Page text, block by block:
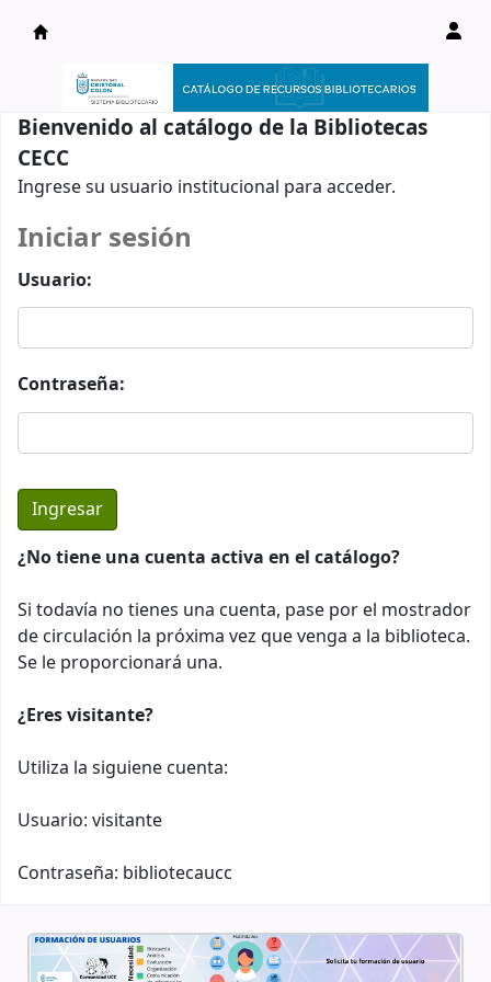
Catálogo en línea
Bienvenido al catálogo de la Bibliotecas
CECC
Ingrese su usuario institucional para acceder.
Iniciar sesión
Usuario:
Contraseña:
¿No tiene una cuenta activa en el catálogo?
Si todavía no tienes una cuenta, pase por el mostrador
de circulación la próxima vez que venga a la biblioteca.
Se le proporcionará una.
¿Eres visitante?
Utiliza la siguiene cuenta:
Usuario: visitante
Contraseña: bibliotecaucc